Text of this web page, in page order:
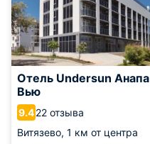
Отель Undersun Анапа
Вью
9.422 отзыва
Витязево, 1 км от центра